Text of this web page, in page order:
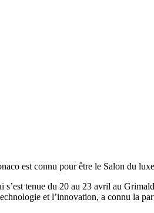
est connu pour être le Salon du
s’est tenue du 20 au 23 avril au
et l’innovation, a connu la